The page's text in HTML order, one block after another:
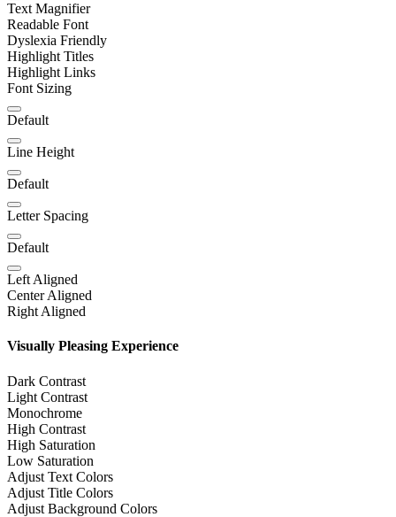
Text Magnifier
Readable Font
Dyslexia Friendly
Highlight Titles
Highlight Links
Font Sizing
Default
Line Height
Default
Letter Spacing
Default
Left Aligned
Center Aligned
Right Aligned
Visually Pleasing Experience
Dark Contrast
Light Contrast
Monochrome
High Contrast
High Saturation
Low Saturation
Adjust Text Colors
Adjust Title Colors
Adjust Background Colors